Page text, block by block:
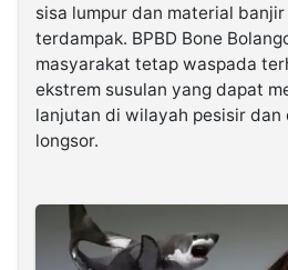
sisa lumpur dan material
terdampak. BPBD Bone
masyarakat tetap waspada
ekstrem susulan yang dapat
lanjutan di wilayah pesisir dan
longsor.